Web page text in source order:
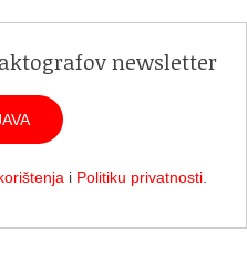
newsletter
i Politiku privatnosti.